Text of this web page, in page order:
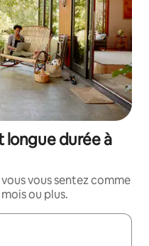
longue durée à
vous sentez comme
ou plus.
utilisez les flèches vers le